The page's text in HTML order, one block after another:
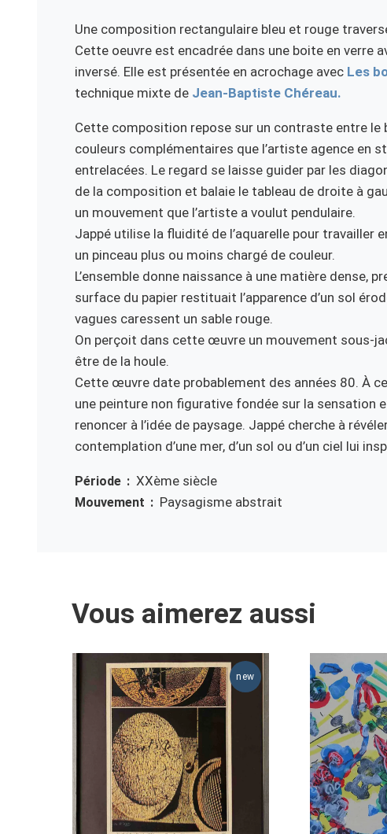
Une composition rectangulaire bleu et rouge
Cette oeuvre est encadrée dans une boite en verre
inversé. Elle est présentée en acrochage avec Les
technique mixte de Jean-Baptiste Chéreau.
Cette composition repose sur un contraste entre le
couleurs complémentaires que l’artiste agence en
entrelacées. Le regard se laisse guider par les
de la composition et balaie le tableau de droite à
un mouvement que l’artiste a voulut pendulaire.
Jappé utilise la fluidité de l’aquarelle pour travailler
un pinceau plus ou moins chargé de couleur.
L’ensemble donne naissance à une matière dense,
surface du papier restituait l’apparence d’un sol
vagues caressent un sable rouge.
On perçoit dans cette œuvre un mouvement sous-
être de la houle.
Cette œuvre date probablement des années 80. À
une peinture non figurative fondée sur la sensation
renoncer à l’idée de paysage. Jappé cherche à
contemplation d’une mer, d’un sol ou d’un ciel lui
Période XXème siècle
Mouvement Paysagisme abstrait
Vous aimerez aussi